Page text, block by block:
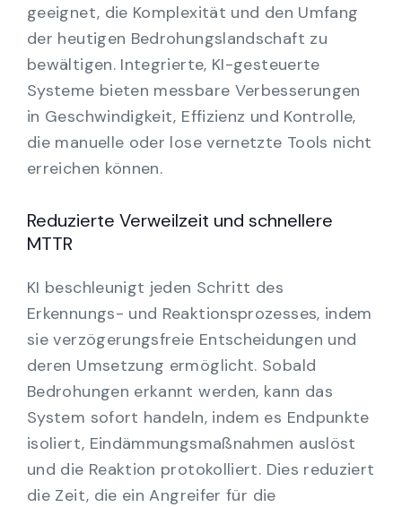
geeignet, die Komplexität und den Umfang
der heutigen Bedrohungslandschaft zu
bewältigen. Integrierte, KI-gesteuerte
Systeme bieten messbare Verbesserungen
in Geschwindigkeit, Effizienz und Kontrolle,
die manuelle oder lose vernetzte Tools nicht
erreichen können.
Reduzierte Verweilzeit und schnellere
MTTR
KI beschleunigt jeden Schritt des
Erkennungs- und Reaktionsprozesses, indem
sie verzögerungsfreie Entscheidungen und
deren Umsetzung ermöglicht. Sobald
Bedrohungen erkannt werden, kann das
System sofort handeln, indem es Endpunkte
isoliert, Eindämmungsmaßnahmen auslöst
und die Reaktion protokolliert. Dies reduziert
die Zeit, die ein Angreifer für die